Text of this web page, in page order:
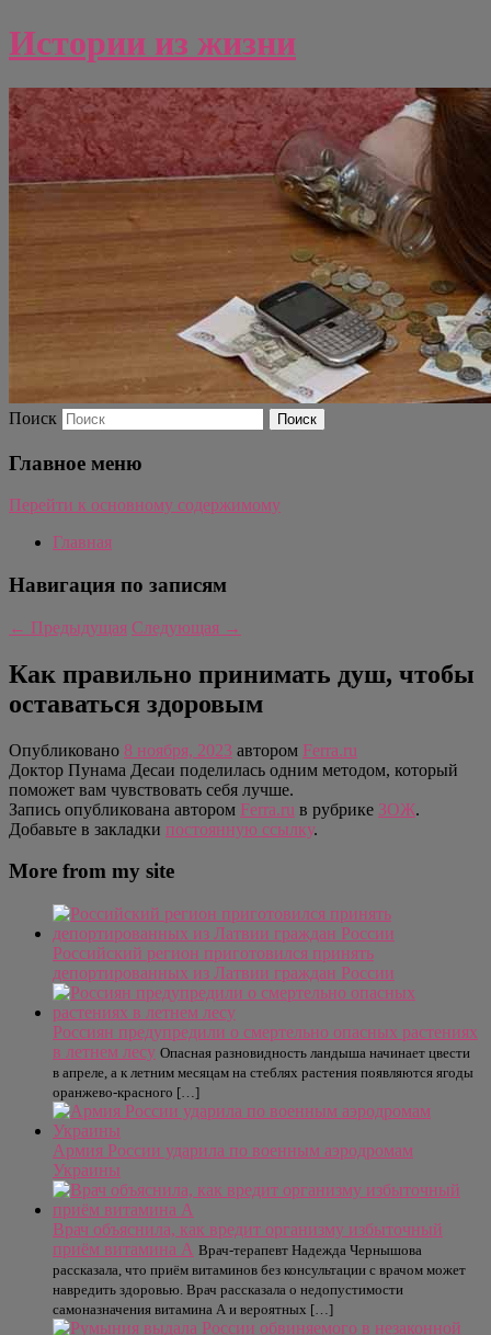
Истории из жизни
Поиск
Главное меню
Перейти к основному содержимому
Главная
Навигация по записям
← Предыдущая Следующая →
Как правильно принимать душ, чтобы
оставаться здоровым
Опубликовано 8 ноября, 2023 автором Ferra.ru
Доктор Пунама Десаи поделилась одним методом, который
поможет вам чувствовать себя лучше.
Запись опубликована автором Ferra.ru в рубрике ЗОЖ.
Добавьте в закладки постоянную ссылку.
More from my site
Российский регион приготовился принять
депортированных из Латвии граждан России
Россиян предупредили о смертельно опасных растениях
в летнем лесу Опасная разновидность ландыша начинает цвести
в апреле, а к летним месяцам на стеблях растения появляются ягоды
оранжево-красного […]
Армия России ударила по военным аэродромам
Украины
Врач объяснила, как вредит организму избыточный
приём витамина А Врач-терапевт Надежда Чернышова
рассказала, что приём витаминов без консультации с врачом может
навредить здоровью. Врач рассказала о недопустимости
самоназначения витамина А и вероятных […]